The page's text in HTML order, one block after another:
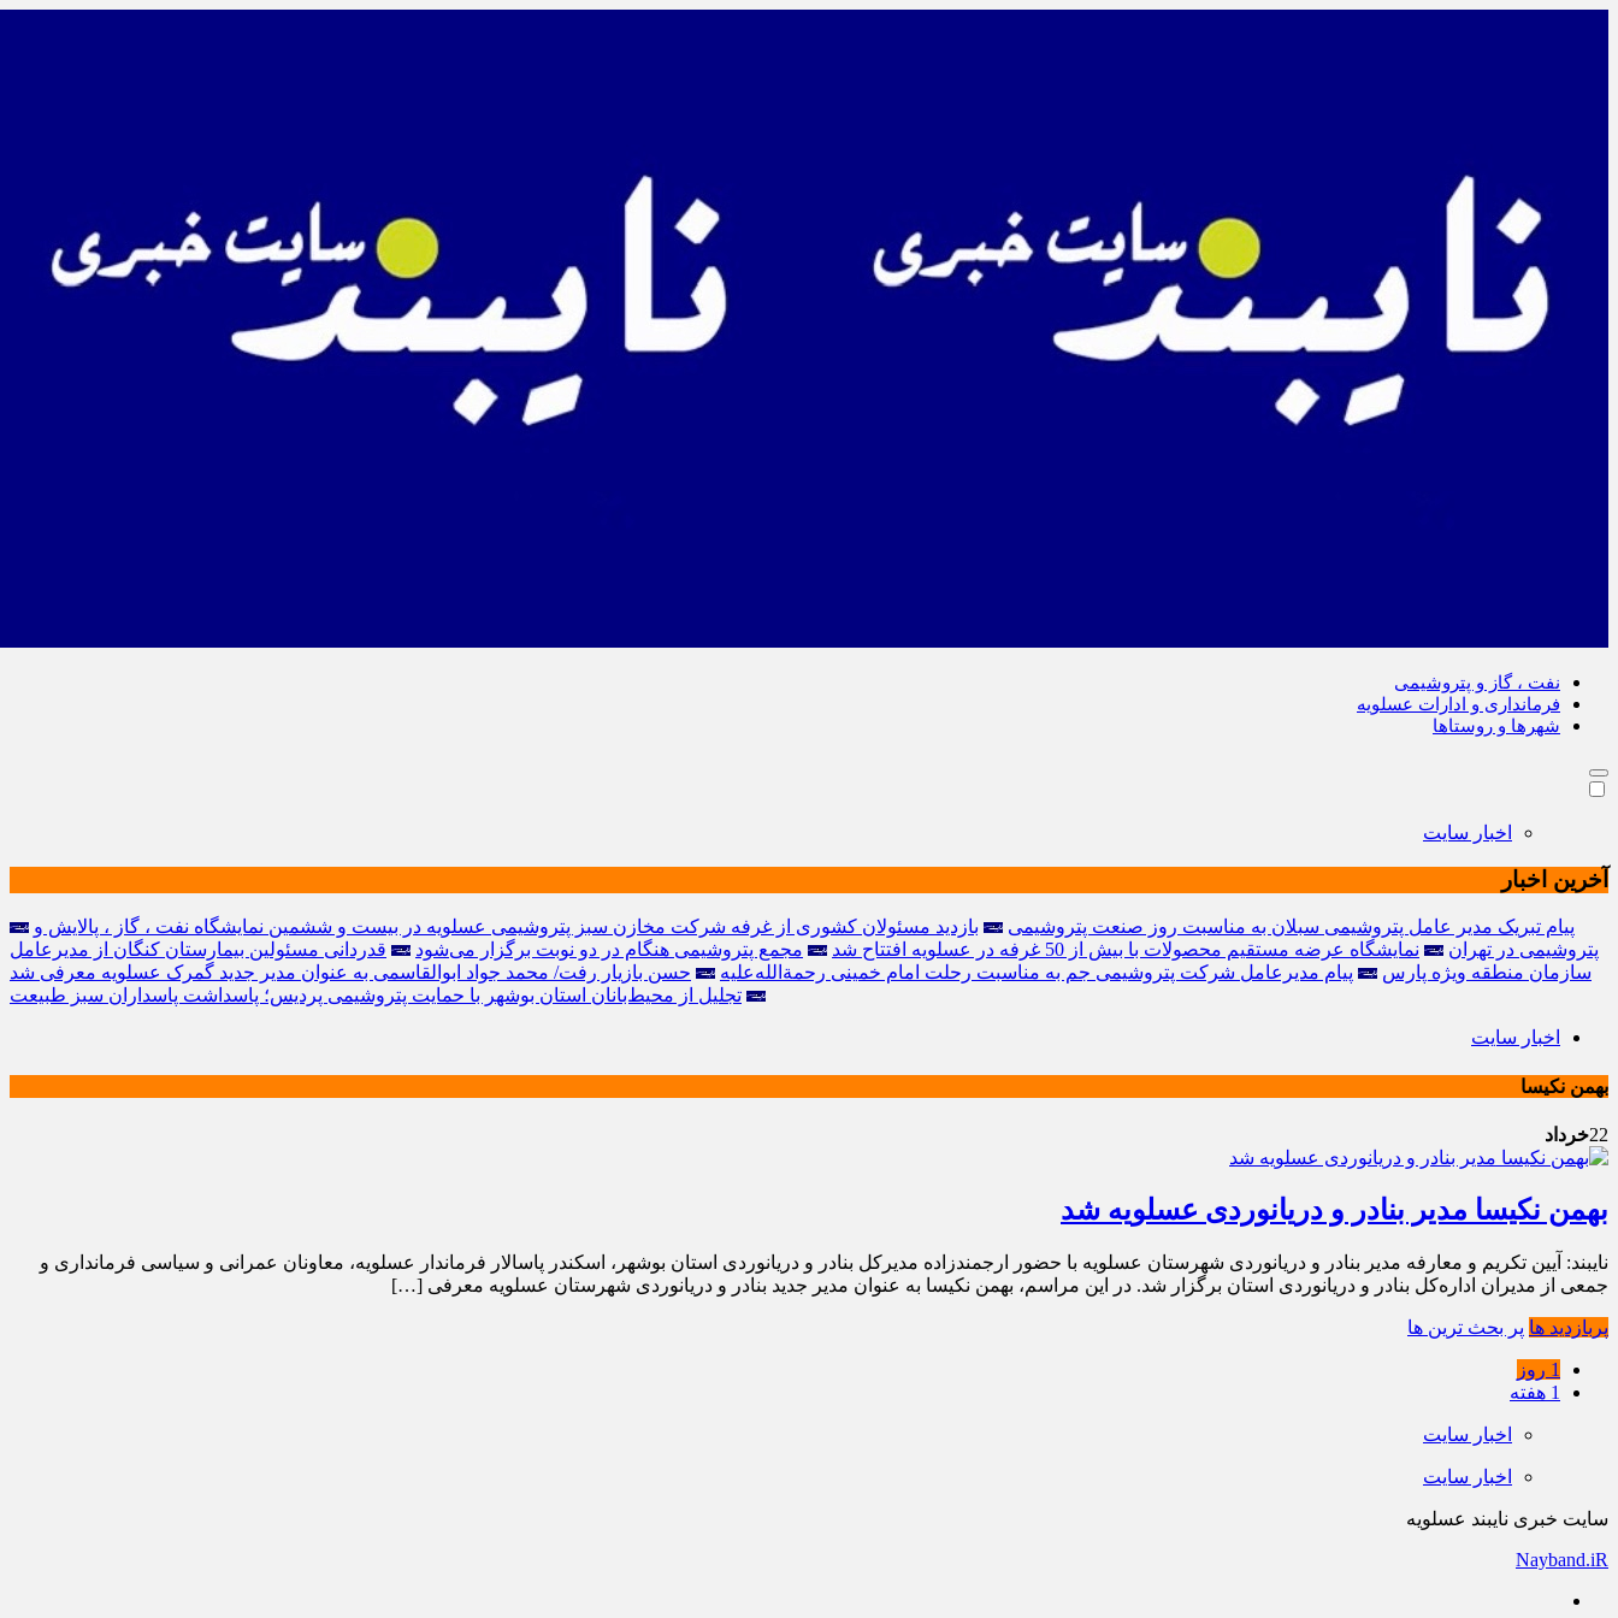
نفت ، گاز و پتروشیمی
فرمانداری و ادارات عسلویه
شهرها و روستاها
اخبار سایت
آخرین اخبار
پیام تبریک مدیر عامل پتروشیمی سبلان به مناسبت روز صنعت پتروشیمی
️بازدید مسئولان کشوری از غرفه شرکت مخازن سبز پتروشیمی عسلویه در بیست و ششمین نمایشگاه نفت ، گاز ، پالایش و
پتروشیمی در تهران
نمایشگاه عرضه مستقیم محصولات با بیش از 50 غرفه در عسلویه افتتاح شد مجمع پتروشیمی هنگام در دو نوبت برگزار می‌شود
قدردانی مسئولین بیمارستان کنگان از مدیرعامل
سازمان منطقه ویژه پارس
پیام مدیرعامل شرکت پتروشیمی جم به مناسبت رحلت امام خمینی رحمة‌الله‌علیه
حسن بازیار رفت/ محمد جواد ابوالقاسمی به عنوان مدیر جدید گمرک عسلویه معرفی شد
تجلیل از محیط‌بانان استان بوشهر با حمایت پتروشیمی پردیس؛ پاسداشت پاسداران سبز طبیعت
اخبار سایت
بهمن نکیسا
22خرداد
بهمن نکیسا مدیر بنادر و دریانوردی عسلویه شد
نایبند: آیین تکریم و معارفه مدیر بنادر و دریانوردی شهرستان عسلویه با حضور ارجمندزاده مدیرکل بنادر و دریانوردی استان بوشهر، اسکندر پاسالار فرماندار عسلویه، معاونان عمرانی و سیاسی فرمانداری و
جمعی از مدیران اداره‌کل بنادر و دریانوردی استان برگزار شد. در این مراسم، بهمن نکیسا به عنوان مدیر جدید بنادر و دریانوردی شهرستان عسلویه معرفی […]
پربازدید ها پر بحث ترین ها
1 روز
1 هفته
اخبار سایت
اخبار سایت
سایت خبری نایبند عسلویه
Nayband.iR